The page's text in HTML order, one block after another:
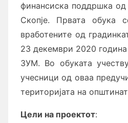
финансиска поддршка
Скопје. Првата обука
вработените од
23 декември 2020
ЗУМ. Во обуката
учесници од оваа
територијата на
Цели на проектот: